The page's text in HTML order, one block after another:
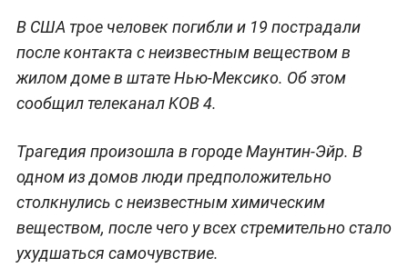
В США трое человек погибли и 19 пострадали
после контакта с неизвестным веществом в
жилом доме в штате Нью-Мексико. Об этом
сообщил телеканал KOB 4.
Трагедия произошла в городе Маунтин-Эйр. В
одном из домов люди предположительно
столкнулись с неизвестным химическим
веществом, после чего у всех стремительно стало
ухудшаться самочувствие.